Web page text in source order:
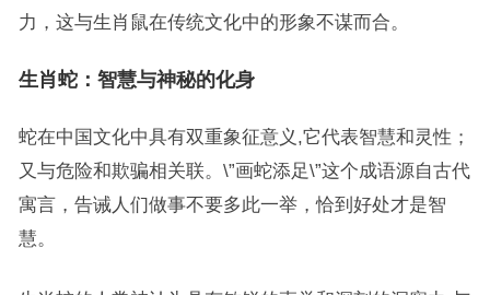
力，这与生肖鼠在传统文化中的形象不谋而合。
生肖蛇：智慧与神秘的化身
蛇在中国文化中具有双重象征意义,它代表智慧和灵性；
又与危险和欺骗相关联。\”画蛇添足\”这个成语源自古代
寓言，告诫人们做事不要多此一举，恰到好处才是智
慧。